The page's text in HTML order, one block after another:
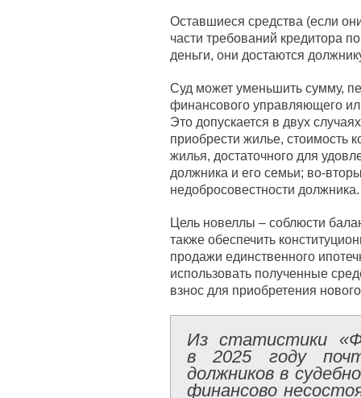
Оставшиеся средства (если
части требований кредитора
деньги, они достаются
Суд может уменьшить сумму,
финансового управляющего
Это допускается в двух
приобрести жилье, стоимость
жилья, достаточного для
должника и его семьи; во-
недобросовестности должника.
Цель новеллы – соблюсти
также обеспечить
продажи единственного
использовать полученные
взнос для приобретения
Из статистики
в 2025 году
должников в
финансово